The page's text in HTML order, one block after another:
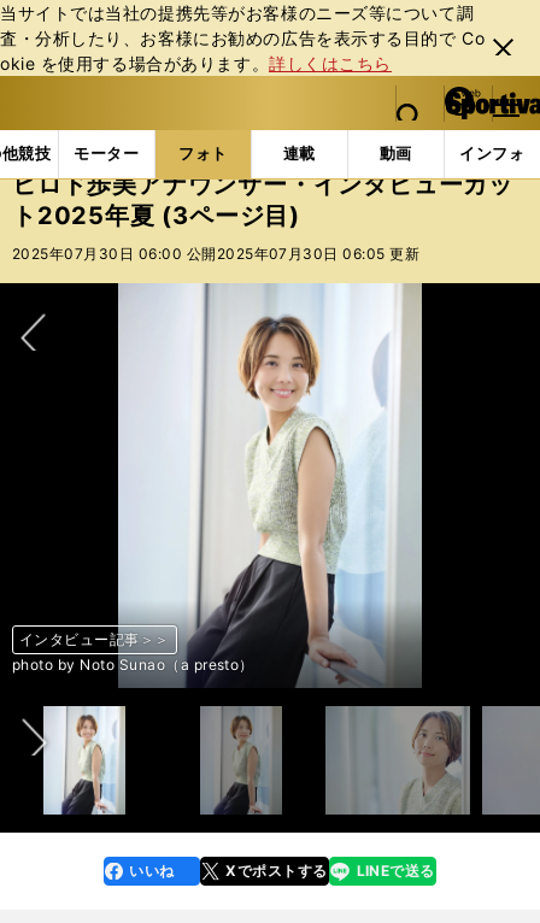
当サイトでは当社の提携先等がお客様のニーズ等について調
査・分析したり、お客様にお勧めの広告を表⽰する⽬的で Co
okie を使⽤する場合があります。詳しくはこちら
閉じ
る
web Sportiva (webスポルティーバ)
検索
マイペ
ー
ジ
メニュ
競技 モーター フォト 連載 動画 インフォ
b
ス
ポ
ル
バ
フォトギャラリー ヒロド歩美アナウンサー・インタ
ヒロド歩美アナウンサー・インタビューカッ
ト2025年夏 (3ページ目)
2025年07月30日 06:00 公開 2025年07月30日 06:05 更新
インタビュー記事＞＞
photo by Noto Sunao（a presto）
インタビュー記事＞＞
photo by Noto Sunao（a presto）
インタビュー記事＞＞
photo by Noto Sunao（a presto）
インタビュー記事＞＞
photo by Noto Sunao（a presto）
インタビュー記事＞＞
photo by Noto Sunao（a presto）
インタビュー記事＞＞
photo by Noto Sunao（a presto）
インタビュー記事＞＞
photo by Noto Sunao（a presto）
インタビュー記事＞＞
photo by Noto Sunao（a presto）
前へ
faceboo
k
いいね Xでポストする
line LINEで送る